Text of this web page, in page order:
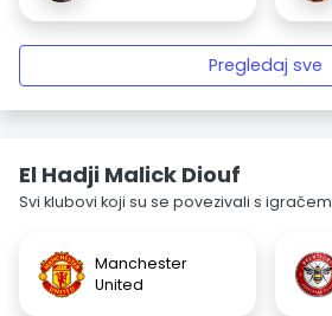
Pregledaj sve
El Hadji Malick Diouf
Svi klubovi koji su se povezivali s igračem
Manchester
United